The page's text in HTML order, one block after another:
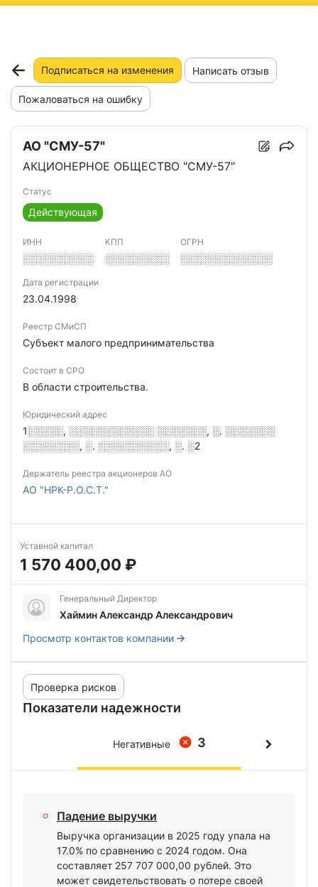
Подписаться на изменения Написать отзыв
Пожаловаться на ошибку
АО "СМУ-57"
АКЦИОНЕРНОЕ ОБЩЕСТВО "СМУ-57"
Статус
Действующая
ИНН
░░░░░░░░░░
КПП
░░░░░░░░░
ОГРН
░░░░░░░░░░░░░
Дата регистрации
23.04.1998
Реестр СМиСП
Субъект малого предпринимательства
Состоит в СРО
В области строительства.
Юридический адрес
1░░░░░, ░░░░░░░░░░░░ ░░░░░░░, ░. ░░░░░░░
░░░░░░░░, ░. ░░░░░░░░░░, ░. ░2
Держатель реестра акционеров АО
АО "НРК-Р.О.С.Т."
Уставной капитал
1 570 400,00 ₽
Генеральный Директор
Хаймин Александр Александрович
Просмотр контактов компании
Показатели надежности
Проверка рисков
3
Негативные
Падение выручки
Выручка организации в 2025 году упала на
17.0% по сравнению с 2024 годом. Она
составляет 257 707 000,00 рублей. Это
может свидетельствовать о потере своей